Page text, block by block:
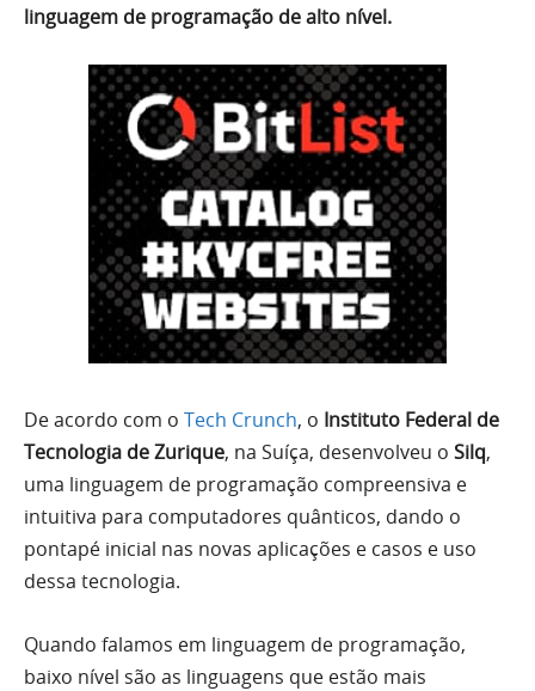
linguagem de programação de alto nível.
De acordo com o Tech Crunch, o Instituto Federal de
Tecnologia de Zurique, na Suíça, desenvolveu o Silq,
uma linguagem de programação compreensiva e
intuitiva para computadores quânticos, dando o
pontapé inicial nas novas aplicações e casos e uso
dessa tecnologia.
Quando falamos em linguagem de programação,
baixo nível são as linguagens que estão mais